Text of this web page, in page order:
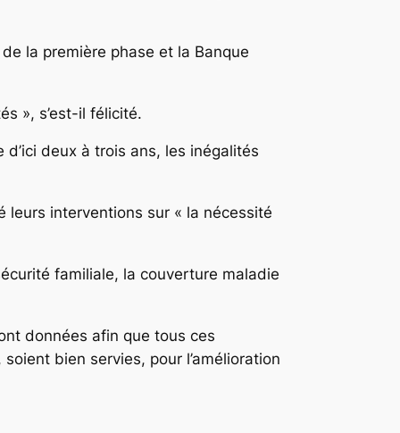
la première phase et la Banque
», s’est-il félicité.
deux à trois ans, les inégalités
interventions sur « la nécessité
familiale, la couverture maladie
données afin que tous ces
bien servies, pour l’amélioration